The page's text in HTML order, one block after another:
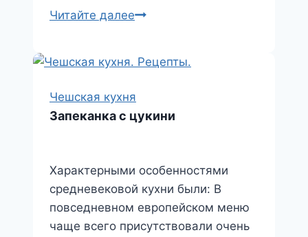
Читайте далееЧили
Чешская кухня
Запеканка с цукини
Характерными особенностями
средневековой кухни были: В
повседневном европейском меню
чаще всего присутствовали очень